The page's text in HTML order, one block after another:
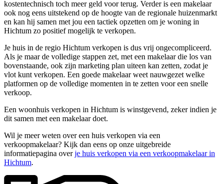
kostentechnisch toch meer geld voor terug. Verder is een makelaar
ook nog eens uitstekend op de hoogte van de regionale huizenmarkt
en kan hij samen met jou een tactiek opzetten om je woning in
Hichtum zo positief mogelijk te verkopen.
Je huis in de regio Hichtum verkopen is dus vrij ongecompliceerd.
Als je maar de volledige stappen zet, met een makelaar die los van
bovenstaande, ook zijn marketing plan uiteen kan zetten, zodat je
vlot kunt verkopen. Een goede makelaar weet nauwgezet welke
platformen op de volledige momenten in te zetten voor een snelle
verkoop.
Een woonhuis verkopen in Hichtum is winstgevend, zeker indien je
dit samen met een makelaar doet.
Wil je meer weten over een huis verkopen via een
verkoopmakelaar? Kijk dan eens op onze uitgebreide
informatiepagina overje huis verkopen via een verkoopmakelaar in
Hichtum.